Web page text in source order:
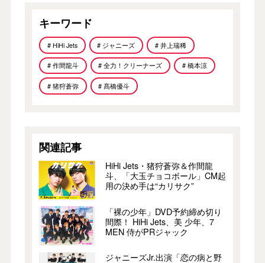
キーワード
# HiHi Jets # ジャニーズ # 井上瑞稀
# 作間龍斗 # 全力！クリーナーズ # 橋本涼
# 猪狩蒼弥 # 髙橋優斗
関連記事
HiHi Jets・猪狩蒼弥＆作間龍
斗、「大玉チョコボール」CM起
用の決め手は“カリサク”
「裸の少年」DVD予約締め切り
間際！ HiHi Jets、美 少年、7
MEN 侍がPRジャック
ジャニーズJr.出演「恋の病と野